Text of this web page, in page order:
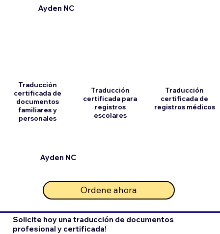
Ayden NC
Traducción
certificada de
documentos
familiares y
personales
Traducción
certificada para
registros
escolares
Ordene ahora
Ayden NC
Traducción
certificada de
registros médicos
Solicite hoy una traducción de documentos
profesional y certificada!